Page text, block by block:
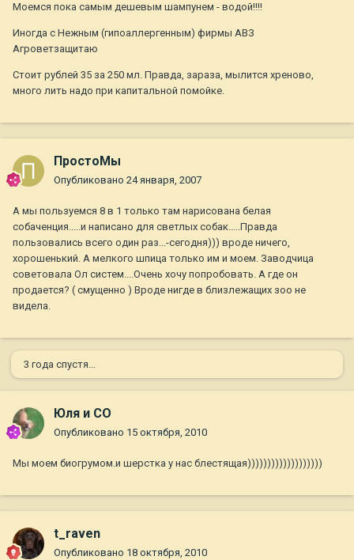
Моемся пока самым дешевым шампунем - водой!!!!
Иногда с Нежным (гипоаллергенным) фирмы АВЗ
Агроветзащитаю
Стоит рублей 35 за 250 мл. Правда, зараза, мылится хреново,
много лить надо при капитальной помойке.
ПростоМы
Опубликовано 24 января, 2007
А мы пользуемся 8 в 1 только там нарисована белая
собаченция.....и написано для светлых собак.....Правда
пользовались всего один раз...-сегодня))) вроде ничего,
хорошенький. А мелкого шпица только им и моем. Заводчица
советовала Ол систем....Очень хочу попробовать. А где он
продается? ( смущенно ) Вроде нигде в близлежащих зоо не
видела.
3 года спустя...
Юля и СО
Опубликовано 15 октября, 2010
Мы моем биогрумом.и шерстка у нас блестящая)))))))))))))))))))
t_raven
Опубликовано 18 октября, 2010